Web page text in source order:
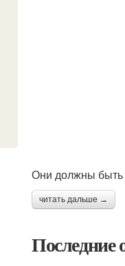
Они должны быть
читать дальше →
Последние